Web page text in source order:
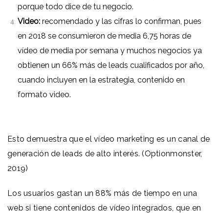
porque todo dice de tu negocio.
Video: recomendado y las cifras lo confirman, pues
en 2018 se consumieron de media 6,75 horas de
vídeo de media por semana y muchos negocios ya
obtienen un 66% más de leads cualificados por año,
cuando incluyen en la estrategia, contenido en
formato video.
Esto demuestra que el vídeo marketing es un canal de
generación de leads de alto interés. (Optionmonster,
2019)
Los usuarios gastan un 88% más de tiempo en una
web si tiene contenidos de vídeo integrados, que en